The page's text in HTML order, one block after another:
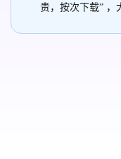
贵，按次下载” ，